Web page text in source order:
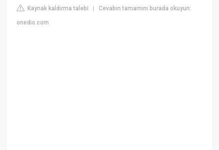
Kaynak kaldırma talebi |Cevabın tamamını burada okuyun:
onedio.com